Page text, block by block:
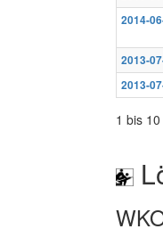
2014-
2013-
2013-
1 bis